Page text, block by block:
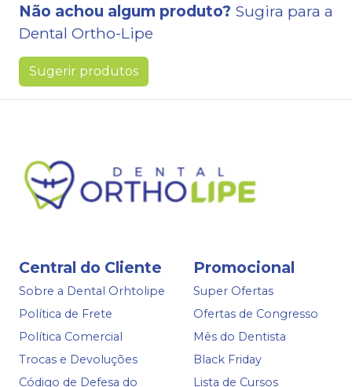
Não achou algum produto? Sugira para a
Dental Ortho-Lipe
Sugerir produtos
Central do Cliente
Sobre a Dental Orhtolipe
Política de Frete
Política Comercial
Trocas e Devoluções
Código de Defesa do
Promocional
Super Ofertas
Ofertas de Congresso
Mês do Dentista
Black Friday
Lista de Cursos